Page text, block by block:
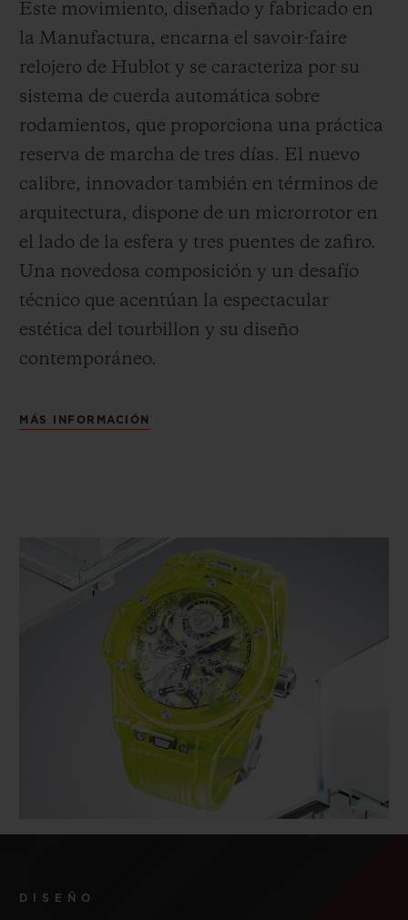
Este movimiento, diseñado y fabricado en
la Manufactura, encarna el savoir-faire
relojero de Hublot y se caracteriza por su
sistema de cuerda automática sobre
rodamientos, que proporciona una práctica
reserva de marcha de tres días. El nuevo
calibre, innovador también en términos de
arquitectura, dispone de un microrrotor en
el lado de la esfera y tres puentes de zafiro.
Una novedosa composición y un desafío
técnico que acentúan la espectacular
estética del tourbillon y su diseño
contemporáneo.
MÁS INFORMACIÓN
DISEÑO